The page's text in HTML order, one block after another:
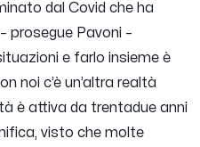
dal Covid che ha
– prosegue Pavoni –
e farlo insieme è
noi c’è un’altra realtà
è attiva da trentadue anni
visto che molte